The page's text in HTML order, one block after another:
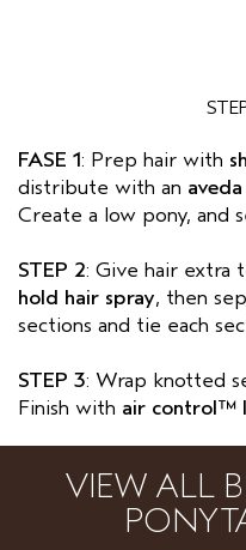
FASE 1: Prep hair with
distribute with an aveda
Create a low pony, and
STEP 2: Give hair extra
hold hair spray, then
sections and tie each
STEP 3: Wrap knotted
Finish with air control™
VIEW ALL